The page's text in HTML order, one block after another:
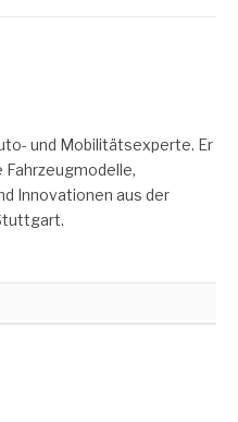
und Mobilitätsexperte. Er
Innovationen aus der